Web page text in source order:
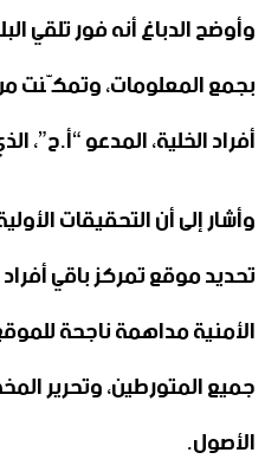
وأوضح الدباغ أنه فور تلقي
بجمع المعلومات،
أفراد الخلية، المدعو “أ.ح”،
وأشار إلى أن التحقيقات
تحديد موقع تمركز باقي
الأمنية مداهمة ناجحة
جميع المتورطين، وتحرير
الأصول.